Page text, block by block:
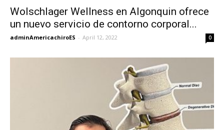
Wolschlager Wellness en Algonquin ofrece
un nuevo servicio de contorno corporal...
adminAmericachiroES - April 12, 2022 0